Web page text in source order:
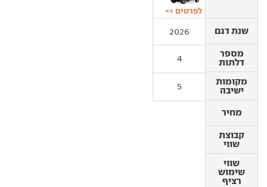
שנת דגם
מספר
דלתות
מקומות
ישיבה
מחיר
קבוצת
שווי
שווי
שימוש
רציף
לפרטים >>
שנת דגם 2026
מספר
דלתות 4
מקומות
ישיבה 5
מחיר
קבוצת
שווי
שווי
שימוש
רציף